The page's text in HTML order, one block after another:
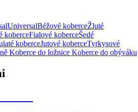
UniversalBéžové koberceŽluté
koberceFialové koberceŠedé
koberceJutové koberceTyrkysové
Koberce do ložnice Koberce do obýváku